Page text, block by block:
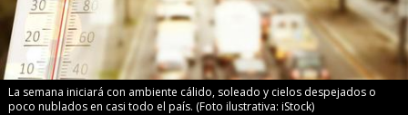
La semana iniciará con ambiente cálido, soleado y cielos despejados o
poco nublados en casi todo el país. (Foto ilustrativa: iStock)